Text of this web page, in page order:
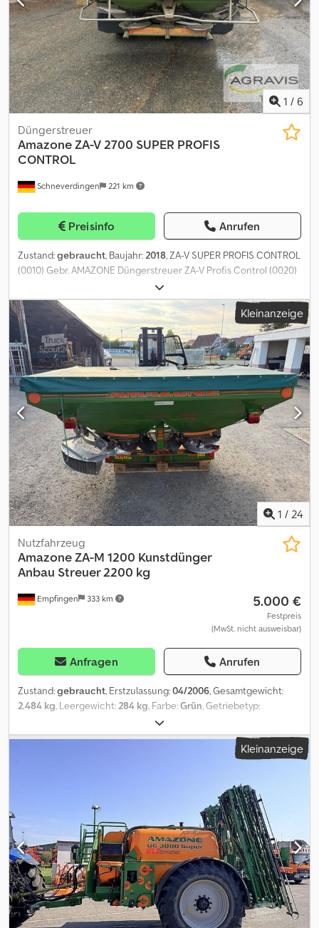
1 / 6
Schneverdingen 221 km
Düngerstreuer
AmazoneZA-V 2700 SUPER PROFIS
CONTROL
Preisinfo Anrufen
Zustand:gebraucht, Baujahr:2018, ZA-V SUPER PROFIS CONTROL
(0010) Gebr. AMAZONE Düngerstreuer ZA-V Profis Control (0020)
Limiter rechts (0030) Beleuchtung (0040) Schmutzfänger (0050)
Liter (0060) Abdeckplane manuell Cjdpfx Anezq Ifyogjrf (0070)
Terminal: Amaspread + (0080) Wiegeeinrichtung (0090) Zapfwelle
Kleinanzeige
1 / 24
Empfingen 333 km
Nutzfahrzeug
AmazoneZA-M 1200 Kunstdünger
Anbau Streuer 2200 kg
5.000 €
Festpreis
(MwSt. nicht ausweisbar)
Anfragen Anrufen
Zustand:gebraucht, Erstzulassung:04/2006, Gesamtgewicht:
2.484 kg, Leergewicht:284 kg, Farbe:Grün, Getriebetyp:
keine, Baujahr:
Ladegewicht:2.200 kg, Federung:Sonstige, Fahrerkabine:
, Amazone ZA-M 1200 Anbau/Kunstdünger Streuer *
Kunstdüngerstreuer zum Verkauf - bitte alle Daten den Bildern
entnehmen Crodpfx Aezr Irijngjf * Bild Nummer 14 ist die
Ausstattungsliste, wie der Streuer das Werk verlassen hat -
Verlauft wird der Umfang der auf den Bildern zu sehen ist!!
Kleinanzeige